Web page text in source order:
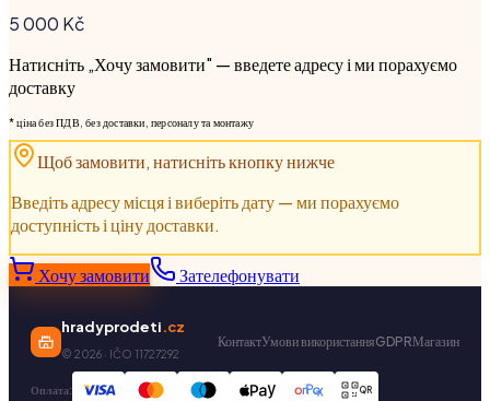
5 000 Kč
Натисніть „Хочу замовити" — введете адресу і ми порахуємо
доставку
* ціна без ПДВ, без доставки, персоналу та монтажу
Щоб замовити, натисніть кнопку нижче
Введіть адресу місця і виберіть дату — ми порахуємо
доступність і ціну доставки.
Хочу замовити Зателефонувати
hradyprodeti.cz
© 2026 · IČO 11727292
КонтактУмови використанняGDPRМагазин
Оплата: QR